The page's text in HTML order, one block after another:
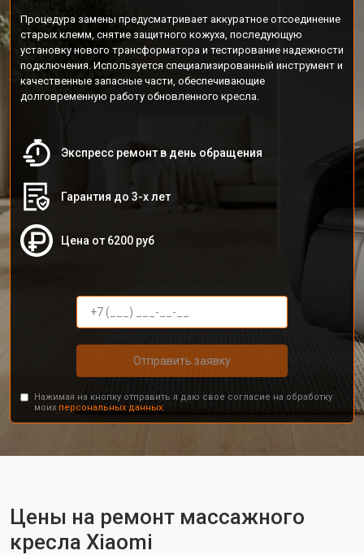
Процедура замены предусматривает аккуратное отсоединение
старых клемм, снятие защитного кожуха, последующую
установку нового трансформатора и тестирование надежности
подключения. Используется специализированный инструмент и
качественные запасные части, обеспечивающие
долговременную работу обновленного кресла.
Экспресс ремонт в день обращения
Гарантия до 3-х лет
Цена от 6200 руб
Отправить заявку
Нажимая на кнопку отправить я даю свое согласие на обработку
моих персональных данных.
Цены на ремонт массажного
кресла Xiaomi